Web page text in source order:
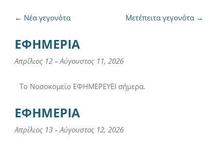
Μετέπειτα γεγονότα →
← Νέα γεγονότα
ΕΦΗΜΕΡΙΑ
Απρίλιος 12 – Αύγουστος 11, 2026
Το Νοσοκομείο ΕΦΗΜΕΡΕΥΕΙ σήμερα.
ΕΦΗΜΕΡΙΑ
Απρίλιος 13 – Αύγουστος 12, 2026